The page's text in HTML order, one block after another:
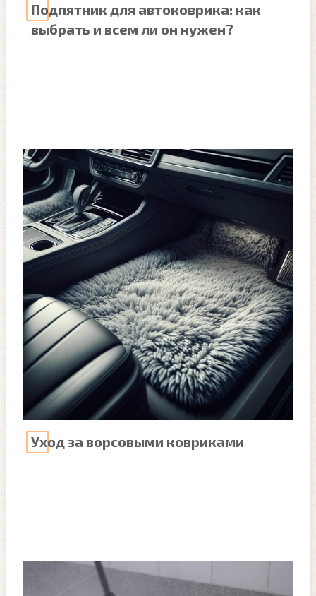
Подпятник для автоковрика: как
выбрать и всем ли он нужен?
Уход за ворсовыми ковриками